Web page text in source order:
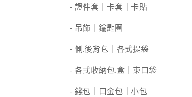
- 證件套｜卡套｜卡貼
- 吊飾｜鑰匙圈
- 側.後背包｜各式提袋
- 各式收納包.盒｜束口袋
- 錢包｜口金包｜小包